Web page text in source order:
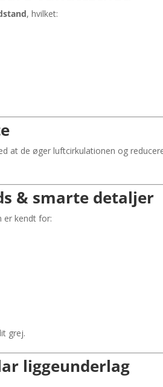
, hvilket:
at de øger luftcirkulationen og
& smarte detaljer
er kendt for:
grej.
liggeunderlag